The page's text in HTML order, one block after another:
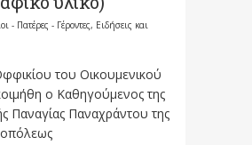
- Πατέρες - Γέροντες, Ειδήσεις και
του Οικουμενικού
ο Καθηγούμενος της
Παναγίας Παναχράντου της